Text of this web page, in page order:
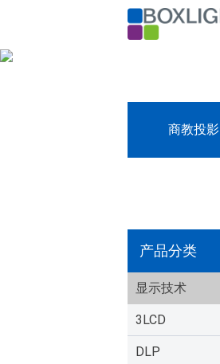
商教投影
产品分类
显示技术
3LCD
DLP